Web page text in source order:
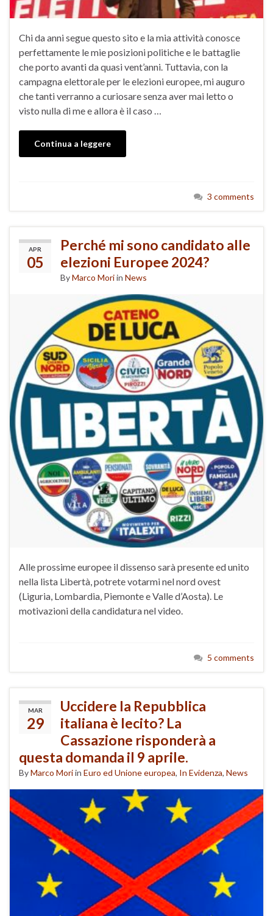
Chi da anni segue questo sito e la mia attività conosce
perfettamente le mie posizioni politiche e le battaglie
che porto avanti da quasi vent’anni. Tuttavia, con la
campagna elettorale per le elezioni europee, mi auguro
che tanti verranno a curiosare senza aver mai letto o
visto nulla di me e allora è il caso …
Continua a leggere
3 comments
APR
05
Perché mi sono candidato alle
elezioni Europee 2024?
ByMarco Moriin News
Alle prossime europee il dissenso sarà presente ed unito
nella lista Libertà, potrete votarmi nel nord ovest
(Liguria, Lombardia, Piemonte e Valle d’Aosta). Le
motivazioni della candidatura nel video.
5 comments
MAR
29
Uccidere la Repubblica
italiana è lecito? La
Cassazione risponderà a
questa domanda il 9 aprile.
ByMarco Moriin Euro ed Unione europea, In Evidenza, News